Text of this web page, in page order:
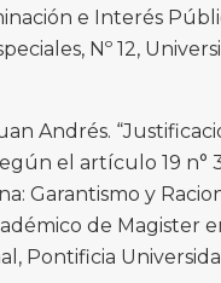
e Interés
Nº 12,
Andrés.
el artículo 19 n°
Garantismo y
de Magister
Pontificia